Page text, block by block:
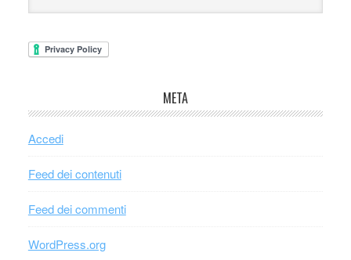
META
Accedi
Feed dei contenuti
Feed dei commenti
WordPress.org